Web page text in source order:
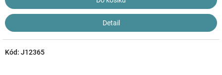
Detail
Kód: J12365